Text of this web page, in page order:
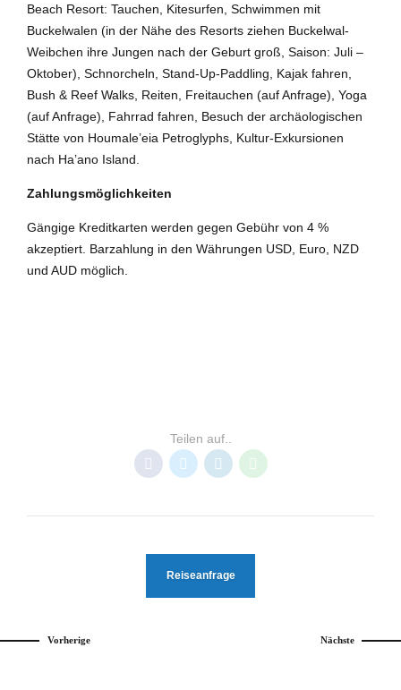
Beach Resort: Tauchen, Kitesurfen, Schwimmen mit
Buckelwalen (in der Nähe des Resorts ziehen Buckelwal-
Weibchen ihre Jungen nach der Geburt groß, Saison: Juli –
Oktober), Schnorcheln, Stand-Up-Paddling, Kajak fahren,
Bush & Reef Walks, Reiten, Freitauchen (auf Anfrage), Yoga
(auf Anfrage), Fahrrad fahren, Besuch der archäologischen
Stätte von Houmale’eia Petroglyphs, Kultur-Exkursionen
nach Ha’ano Island.
Zahlungsmöglichkeiten
Gängige Kreditkarten werden gegen Gebühr von 4 %
akzeptiert. Barzahlung in den Währungen USD, Euro, NZD
und AUD möglich.
Teilen auf..
Reiseanfrage
Vorherige Nächste